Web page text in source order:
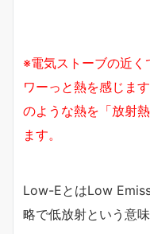
※電気ストーブの近く
ワーっと熱を感じま
のような熱を「放射
ます。
Low-EとはLow
略で低放射という意味